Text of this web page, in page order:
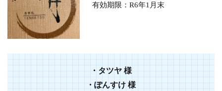
有効期限：R6年1月末
・タツヤ様
・ぽんすけ様